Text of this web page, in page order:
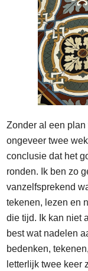
Zonder al een
ongeveer twee
conclusie dat het
ronden. Ik ben zo
vanzelfsprekend
tekenen, lezen en
die tijd. Ik kan niet
best wat nadelen
bedenken,
letterlijk twee keer